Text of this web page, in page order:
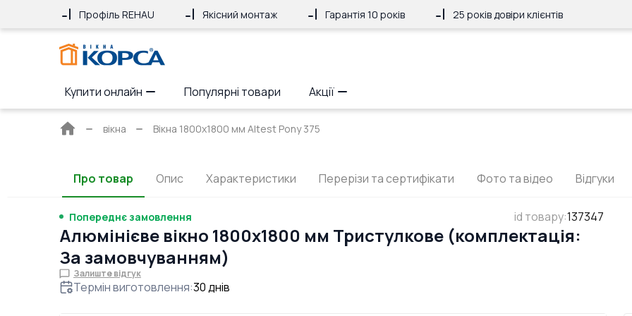
Профіль REHAU Якісний монтаж Гарантія 10 років 25 років довіри клієнтів
Купити онлайн Популярні товари Акції
Головна
вікна Вікна 1800x1800 мм Altest Pony 375
Про товар Опис Характеристики Перерізи та сертифікати Фото та відео Відгуки
Попереднє замовлення id товару:137347
Алюмінієве вікно 1800x1800 мм Тристулкове (комплектація:
За замовчуванням)
Залиште відгук
Термін виготовлення:30днів